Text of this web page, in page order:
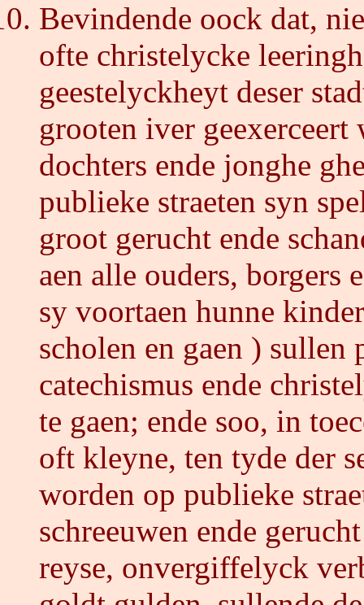
Bevindende oock dat,
ofte christelycke
geestelyckheyt deser
grooten iver
dochters ende jonghe
publieke straeten syn
groot gerucht ende
aen alle ouders, borgers
sy voortaen hunne
scholen en gaen ) sullen
catechismus ende
te gaen; ende soo, in
oft kleyne, ten tyde der
worden op publieke
schreeuwen ende
reyse, onvergiffelyck